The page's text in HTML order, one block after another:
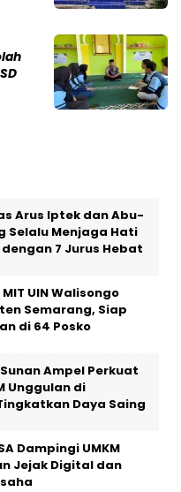
Arus Iptek dan Abu-
Selalu Menjaga Hati
7 Jurus Hebat
UIN Walisongo
Semarang, Siap
di 64 Posko
Ampel Perkuat
Unggulan di
Daya Saing
Dampingi UMKM
Jejak Digital dan